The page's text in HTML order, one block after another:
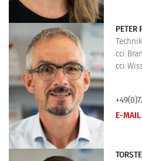
PETER
cci
cci
E-MAIL